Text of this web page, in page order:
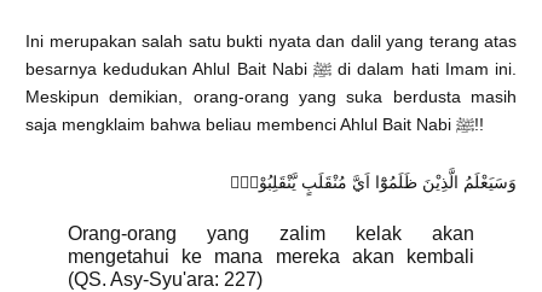
Ini merupakan salah satu bukti nyata dan dalil yang terang atas
besarnya kedudukan Ahlul Bait Nabi ﷺ di dalam hati Imam ini.
Meskipun demikian, orang-orang yang suka berdusta masih
saja mengklaim bahwa beliau membenci Ahlul Bait Nabi ﷺ!!
وَسَيَعْلَمُ الَّذِيْنَ ظَلَمُوْٓا اَيَّ مُنْقَلَبٍ يَّنْقَلِبُوْنَࣖ
Orang-orang yang zalim kelak akan
mengetahui ke mana mereka akan kembali
(QS. Asy-Syu'ara: 227)